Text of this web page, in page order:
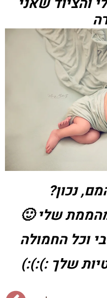
נכון?
שלי 🙂
וכל החמולה
שלך :):):)